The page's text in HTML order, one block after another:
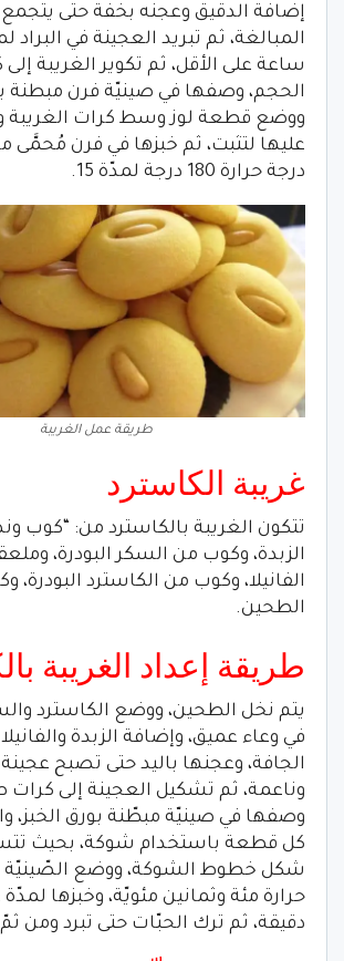
إضافة الدقيق وعجنه بخفة حتى
المبالغة، ثم تبريد العجينة في
ساعة على الأقل، ثم تكوير الغريبة
الحجم، وصفها في صينيّة فرن مبطنة
ووضع قطعة لوز وسط كرات
عليها لتثبت، ثم خبزها في فرن مُحمَّى
درجة حرارة 180 درجة لمدّة 15.
طريقة عمل الغريبة
غريبة الكاسترد
تتكون الغريبة بالكاسترد من: “كوب
الزبدة، وكوب من السكر البودرة،
الفانيلا، وكوب من الكاسترد البودرة،
الطحين.
طريقة إعداد الغريبة
يتم نخل الطحين، ووضع الكاسترد
في وعاء عميق، وإضافة الزبدة
الجافة، وعجنها باليد حتى تصبح
وناعمة، ثم تشكيل العجينة إلى كرات
وصفها في صينيّة مبطّنة بورق الخبز،
كل قطعة باستخدام شوكة، بحيث
شكل خطوط الشوكة، ووضع الصّينيّة
حرارة مئة وثمانين مئويّة، وخبزها
دقيقة، ثم ترك الحبّات حتى تبرد ومن